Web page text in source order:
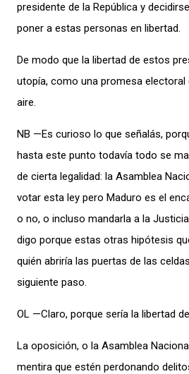
presidente de la República y
poner a estas personas en libertad.
De modo que la libertad de estos
utopía, como una promesa electoral
aire.
NB —Es curioso lo que señalás,
hasta este punto todavía todo se
de cierta legalidad: la Asamblea
votar esta ley pero Maduro es el
o no, o incluso mandarla a la
digo porque estas otras hipótesis
quién abriría las puertas de las
siguiente paso.
OL —Claro, porque sería la libertad
La oposición, o la Asamblea
mentira que estén perdonando